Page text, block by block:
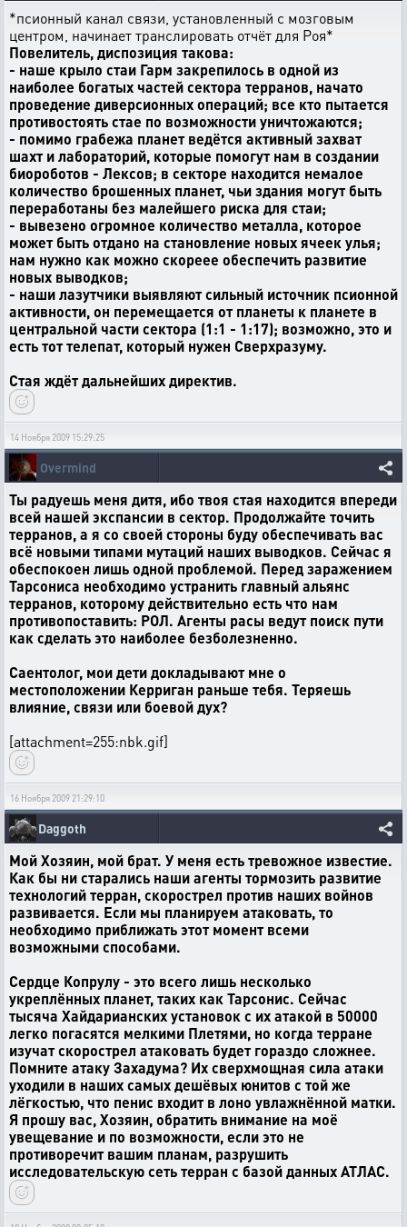
*псионный канал связи, установленный с мозговым
центром, начинает транслировать отчёт для Роя*
Повелитель, диспозиция такова:
- наше крыло стаи Гарм закрепилось в одной из
наиболее богатых частей сектора терранов, начато
проведение диверсионных операций; все кто пытается
противостоять стае по возможности уничтожаются;
- помимо грабежа планет ведётся активный захват
шахт и лабораторий, которые помогут нам в создании
биороботов - Лексов; в секторе находится немалое
количество брошенных планет, чьи здания могут быть
переработаны без малейшего риска для стаи;
- вывезено огромное количество металла, которое
может быть отдано на становление новых ячеек улья;
нам нужно как можно скореее обеспечить развитие
новых выводков;
- наши лазутчики выявляют сильный источник псионной
активности, он перемещается от планеты к планете в
центральной части сектора (1:1 - 1:17); возможно, это и
есть тот телепат, который нужен Сверхразуму.
Стая ждёт дальнейших директив.
14 Ноября 2009 15:29:25
Overmind
Ты радуешь меня дитя, ибо твоя стая находится впереди
всей нашей экспансии в сектор. Продолжайте точить
терранов, а я со своей стороны буду обеспечивать вас
всё новыми типами мутаций наших выводков. Сейчас я
обеспокоен лишь одной проблемой. Перед заражением
Тарсониса необходимо устранить главный альянс
терранов, которому действительно есть что нам
противопоставить: РОЛ. Агенты расы ведут поиск пути
как сделать это наиболее безболезненно.
Саентолог, мои дети докладывают мне о
местоположении Керриган раньше тебя. Теряешь
влияние, связи или боевой дух?
[attachment=255:nbk.gif]
16 Ноября 2009 21:29:10
Daggoth
Мой Хозяин, мой брат. У меня есть тревожное известие.
Как бы ни старались наши агенты тормозить развитие
технологий терран, скорострел против наших войнов
развивается. Если мы планируем атаковать, то
необходимо приближать этот момент всеми
возможными способами.
Сердце Копрулу - это всего лишь несколько
укреплённых планет, таких как Тарсонис. Сейчас
тысяча Хайдарианских установок с их атакой в 50000
легко погасятся мелкими Плетями, но когда терране
изучат скорострел атаковать будет гораздо сложнее.
Помните атаку Захадума? Их сверхмощная сила атаки
уходили в наших самых дешёвых юнитов с той же
лёгкостью, что пенис входит в лоно увлажнённой матки.
Я прошу вас, Хозяин, обратить внимание на моё
увещевание и по возможности, если это не
противоречит вашим планам, разрушить
исследовательскую сеть терран с базой данных АТЛАС.